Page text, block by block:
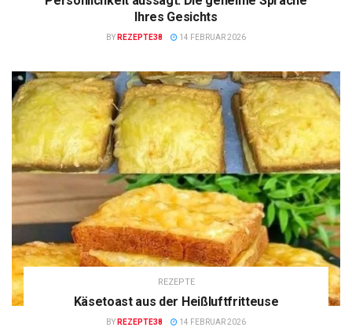
Ihres Gesichts
BY REZEPTE38 14 FEBRUAR 2026
REZEPTE
Käsetoast aus der Heißluftfritteuse
BY REZEPTE38 14 FEBRUAR 2026